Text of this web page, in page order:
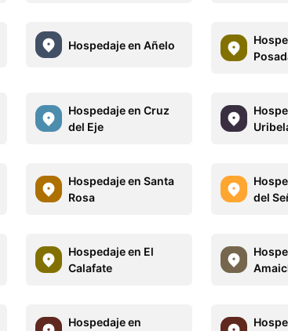
Hospedaje en Añelo
Hospedaje en Cruz
del Eje
Hospedaje en Santa
Rosa
del
Hospedaje en El
Calafate
Hospedaje en